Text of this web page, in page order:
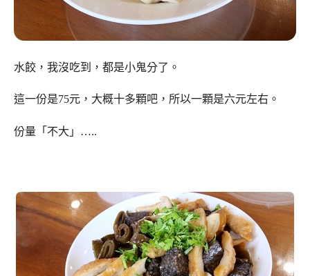
水餃，我沒吃到，都是小鬼分了。
這一份是75元，大概十多顆吧，所以一顆是六元左右。
份量「不大」…..